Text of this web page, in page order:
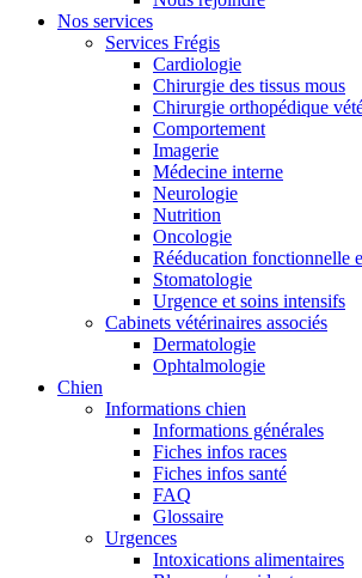
Nos services
Services Frégis
Cardiologie
Chirurgie des tissus mous
Chirurgie orthopédique
Comportement
Imagerie
Médecine interne
Neurologie
Nutrition
Oncologie
Rééducation fonctionnelle
Stomatologie
Urgence et soins intensifs
Cabinets vétérinaires associés
Dermatologie
Ophtalmologie
Chien
Informations chien
Informations générales
Fiches infos races
Fiches infos santé
FAQ
Glossaire
Urgences
Intoxications alimentaires